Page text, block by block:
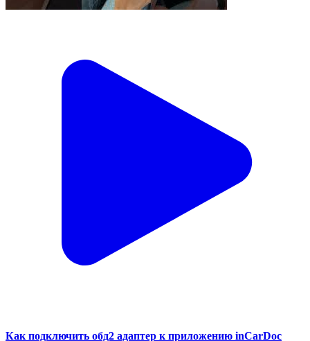
Как подключить обд2 адаптер к приложению inCarDoc